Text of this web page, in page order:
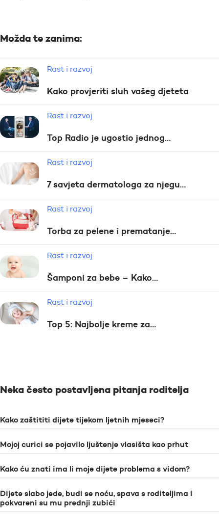
Možda te zanima:
Rast i razvoj
Kako provjeriti sluh vašeg djeteta
Rast i razvoj
Top Radio je ugostio jednog…
Rast i razvoj
7 savjeta dermatologa za njegu…
Rast i razvoj
Torba za pelene i prematanje…
Rast i razvoj
Šamponi za bebe – Kako…
Rast i razvoj
Top 5: Najbolje kreme za…
Neka često postavljena pitanja roditelja
Kako zaštititi dijete tijekom ljetnih mjeseci?
Mojoj curici se pojavilo ljuštenje vlasišta kao prhut
Kako ću znati ima li moje dijete problema s vidom?
Dijete slabo jede, budi se noću, spava s roditeljima i
pokvareni su mu prednji zubići